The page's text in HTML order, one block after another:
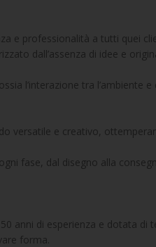
e professionalità a tutti quei
dall’assenza di idee e
l’interazione tra l’ambiente e
versatile e creativo,
fase, dal disegno alla
anni di esperienza e dotata di
forma.